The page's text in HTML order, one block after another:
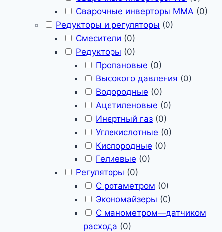
Сварочные инверторы MMA (0)
Редукторы и регуляторы (0)
Смесители (0)
Редукторы (0)
Пропановые (0)
Высокого давления (0)
Водородные (0)
Ацетиленовые (0)
Инертный газ (0)
Углекислотные (0)
Кислородные (0)
Гелиевые (0)
Регуляторы (0)
С ротаметром (0)
Экономайзеры (0)
С манометром—датчиком
расхода (0)